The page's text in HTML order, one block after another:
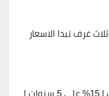
valore sheraton ثلاث غرف تبدا الاسعار